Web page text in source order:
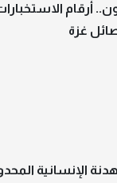
أرقام
غزة
الإنسانية